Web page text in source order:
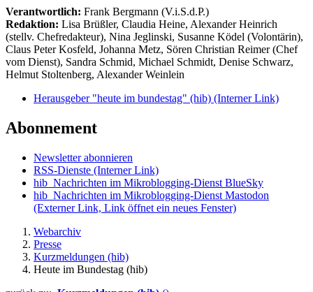
Verantwortlich: Frank Bergmann (V.i.S.d.P.)
Redaktion: Lisa Brüßler, Claudia Heine, Alexander Heinrich
(stellv. Chefredakteur), Nina Jeglinski, Susanne Ködel (Volontärin),
Claus Peter Kosfeld, Johanna Metz, Sören Christian Reimer (Chef
vom Dienst), Sandra Schmid, Michael Schmidt, Denise Schwarz,
Helmut Stoltenberg, Alexander Weinlein
Herausgeber "heute im bundestag" (hib) (Interner Link)
Abonnement
Newsletter abonnieren
RSS-Dienste (Interner Link)
hib_Nachrichten im Mikroblogging-Dienst BlueSky
hib_Nachrichten im Mikroblogging-Dienst Mastodon
(Externer Link, Link öffnet ein neues Fenster)
Webarchiv
Presse
Kurzmeldungen (hib)
Heute im Bundestag (hib)